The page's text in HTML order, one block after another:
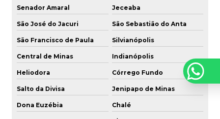
Senador Amaral Jeceaba
São José do Jacuri São Sebastião do Anta
São Francisco de Paula Silvianópolis
Central de Minas Indianópolis
Heliodora Córrego Fundo
Salto da Divisa Jenipapo de Minas
Dona Euzébia Chalé